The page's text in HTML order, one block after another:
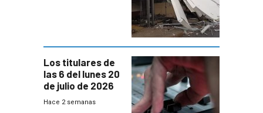
Los titulares de
las 6 del lunes 20
de julio de 2026
Hace 2 semanas